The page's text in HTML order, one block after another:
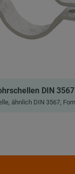
DIN 3567
ähnlich DIN 3567,